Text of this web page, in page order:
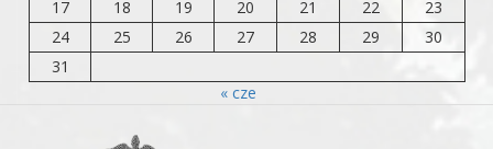
17
18 19 20 21 22
23
24
25 26 27 28 29
30
31
« cze